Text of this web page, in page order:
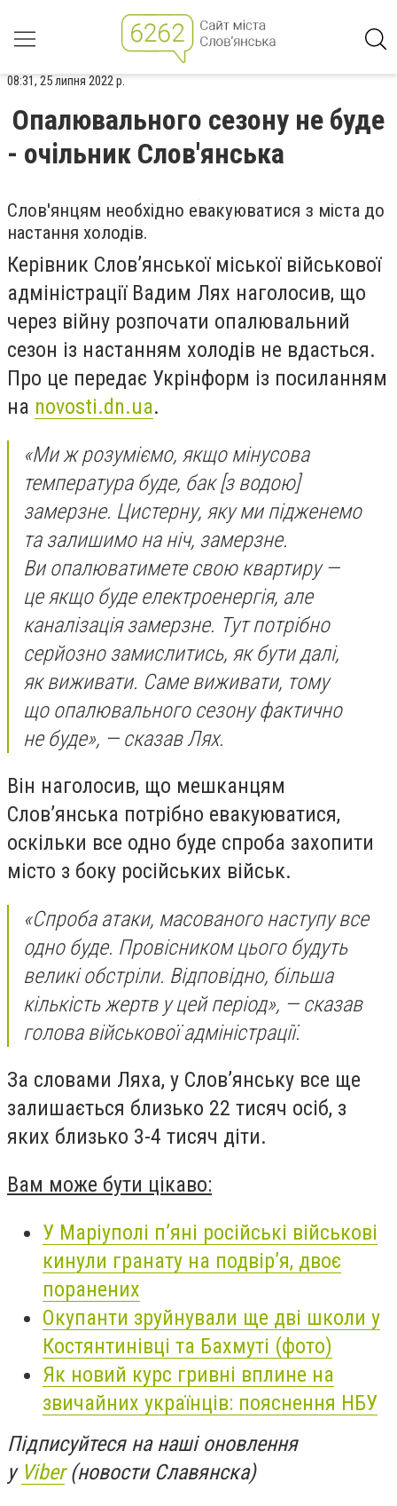
08:31, 25 липня 2022 р.
Опалювального сезону не буде
- очільник Слов'янська
Слов'янцям необхідно евакуюватися з міста до
настання холодів.
Керівник Слов’янської міської військової
адміністрації Вадим Лях наголосив, що
через війну розпочати опалювальний
сезон із настанням холодів не вдасться.
Про це передає Укрінформ із посиланням
на novosti.dn.ua.
«Ми ж розуміємо, якщо мінусова
температура буде, бак [з водою]
замерзне. Цистерну, яку ми підженемо
та залишимо на ніч, замерзне.
Ви опалюватимете свою квартиру —
це якщо буде електроенергія, але
каналізація замерзне. Тут потрібно
серйозно замислитись, як бути далі,
як виживати. Саме виживати, тому
що опалювального сезону фактично
не буде», — сказав Лях.
Він наголосив, що мешканцям
Слов’янська потрібно евакуюватися,
оскільки все одно буде спроба захопити
місто з боку російських військ.
«Спроба атаки, масованого наступу все
одно буде. Провісником цього будуть
великі обстріли. Відповідно, більша
кількість жертв у цей період», — сказав
голова військової адміністрації.
За словами Ляха, у Слов’янську все ще
залишається близько 22 тисяч осіб, з
яких близько 3-4 тисяч діти.
Вам може бути цікаво:
У Маріуполі п’яні російські військові
кинули гранату на подвір’я, двоє
поранених
Окупанти зруйнували ще дві школи у
Костянтинівці та Бахмуті (фото)
Як новий курс гривні вплине на
звичайних українців: пояснення НБУ
Підписуйтеся на наші оновлення
у Viber(новости Славянска)